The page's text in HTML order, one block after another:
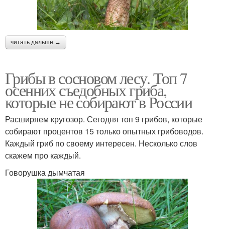
читать дальше →
Грибы в сосновом лесу. Топ 7
осенних съедобных гриба,
которые не собирают в России
Расширяем кругозор. Сегодня топ 9 грибов, которые
собирают процентов 15 только опытных грибоводов.
Каждый гриб по своему интересен. Несколько слов
скажем про каждый.
Говорушка дымчатая